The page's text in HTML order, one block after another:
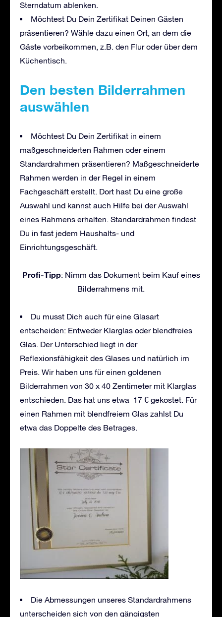
Sterndatum ablenken.
Möchtest Du Dein Zertifikat Deinen Gästen
präsentieren? Wähle dazu einen Ort, an dem die
Gäste vorbeikommen, z.B. den Flur oder über dem
Küchentisch.
Den besten Bilderrahmen
auswählen
Möchtest Du Dein Zertifikat in einem
maßgeschneiderten Rahmen oder einem
Standardrahmen präsentieren? Maßgeschneiderte
Rahmen werden in der Regel in einem
Fachgeschäft erstellt. Dort hast Du eine große
Auswahl und kannst auch Hilfe bei der Auswahl
eines Rahmens erhalten. Standardrahmen findest
Du in fast jedem Haushalts- und
Einrichtungsgeschäft.
Profi-Tipp: Nimm das Dokument beim Kauf eines
Bilderrahmens mit.
Du musst Dich auch für eine Glasart
entscheiden: Entweder Klarglas oder blendfreies
Glas. Der Unterschied liegt in der
Reflexionsfähigkeit des Glases und natürlich im
Preis. Wir haben uns für einen goldenen
Bilderrahmen von 30 x 40 Zentimeter mit Klarglas
entschieden. Das hat uns etwa 17 € gekostet. Für
einen Rahmen mit blendfreiem Glas zahlst Du
etwa das Doppelte des Betrages.
Die Abmessungen unseres Standardrahmens
unterscheiden sich von den gängigsten